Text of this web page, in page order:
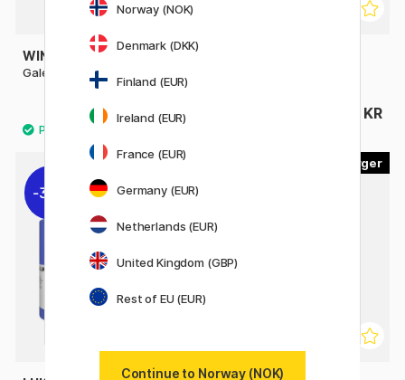
WINSOR & NEWTON
Galeria Akrylmaling 60 ml
56 KR
71 KR 199 KR
26
30%
Norway (NOK)
Denmark (DKK)
Finland (EUR)
Ireland (EUR)
France (EUR)
Germany (EUR)
Netherlands (EUR)
United Kingdom (GBP)
Rest of EU (EUR)
Continue to Norway (NOK)